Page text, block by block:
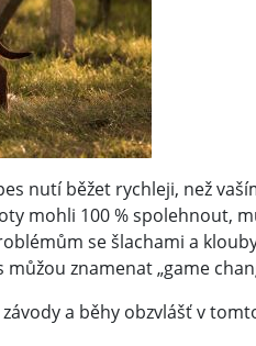
nutí běžet rychleji, než
mohli 100 % spolehnout,
se šlachami a
znamenat „game
a běhy obzvlášť v